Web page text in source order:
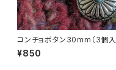
コンチョボタン30mm（3個入
り）
¥850